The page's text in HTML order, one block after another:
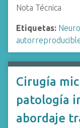
Nota Técnica
Etiquetas:
Cirugía
patología
abordaje